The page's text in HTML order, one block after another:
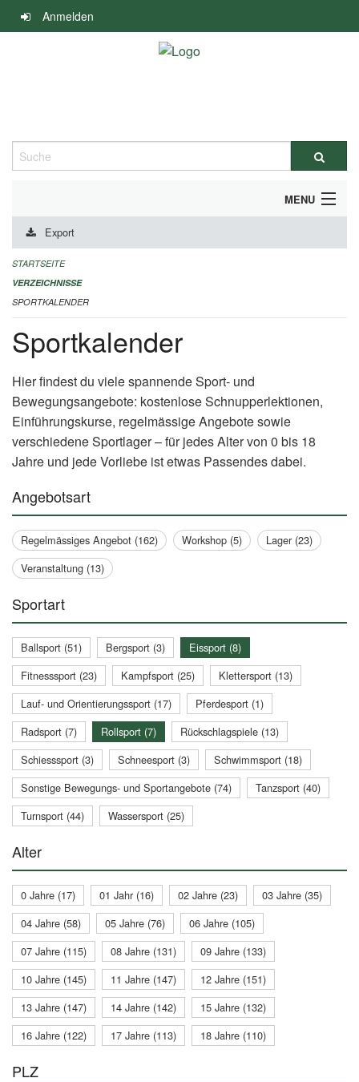
Navigation
überspringen
Anmelden
Suche
MENU
ALLGEMEINE INFORMATIONEN
FINANZIELLE UNTERSTÜTZUNG BENÖTIGT?
KONTAKT
Export
STARTSEITE
VERZEICHNISSE
SPORTKALENDER
Sportkalender
Hier findest du viele spannende Sport- und
Bewegungsangebote: kostenlose Schnupperlektionen,
Einführungskurse, regelmässige Angebote sowie
verschiedene Sportlager – für jedes Alter von 0 bis 18
Jahre und jede Vorliebe ist etwas Passendes dabei.
Angebotsart
Regelmässiges Angebot (162) Workshop (5)
Lager (23)
Veranstaltung (13)
Sportart
Ballsport (51) Bergsport (3)
Eissport (8)
Fitnesssport (23)
Kampfsport (25)
Klettersport (13)
Lauf- und Orientierungssport (17)
Pferdesport (1)
Radsport (7)
Rollsport (7)
Rückschlagspiele (13)
Schiesssport (3)
Schneesport (3)
Schwimmsport (18)
Sonstige Bewegungs- und Sportangebote (74)
Tanzsport (40)
Turnsport (44)
Wassersport (25)
Alter
0 Jahre (17) 01 Jahr (16) 02 Jahre (23)
03 Jahre (35)
04 Jahre (58)
05 Jahre (76)
06 Jahre (105)
07 Jahre (115)
08 Jahre (131)
09 Jahre (133)
10 Jahre (145)
11 Jahre (147)
12 Jahre (151)
13 Jahre (147)
14 Jahre (142)
15 Jahre (132)
16 Jahre (122)
17 Jahre (113) 18 Jahre (110)
PLZ